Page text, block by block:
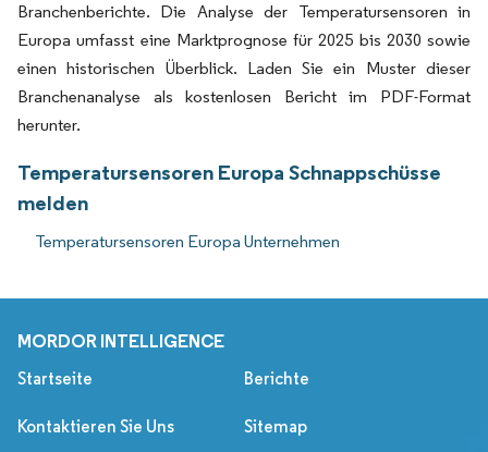
Branchenberichte. Die Analyse der Temperatursensoren in
Europa umfasst eine Marktprognose für 2025 bis 2030 sowie
einen historischen Überblick. Laden Sie ein Muster dieser
Branchenanalyse als kostenlosen Bericht im PDF-Format
herunter.
Temperatursensoren Europa Schnappschüsse
melden
Temperatursensoren Europa Unternehmen
MORDOR INTELLIGENCE
Startseite Berichte
Kontaktieren Sie Uns Sitemap